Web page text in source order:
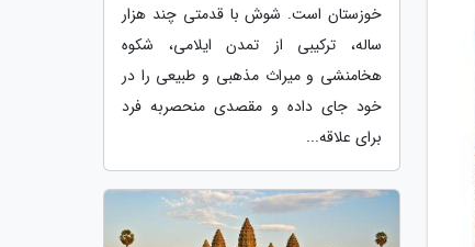
خوزستان است. شوش با قدمتی چند هزار
ساله، ترکیبی از تمدن ایلامی، شکوه
هخامنشی و میراث مذهبی و طبیعی را در
خود جای داده و مقصدی منحصربه فرد
برای علاقه...